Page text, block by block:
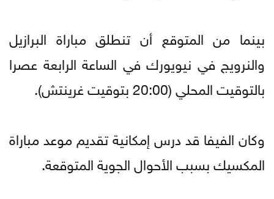
بينما من المتوقع أن تنطلق مباراة البرازيل
والنرويج في نيويورك في الساعة الرابعة عصرا
بالتوقيت المحلي (20:00 بتوقيت غرينتش).
وكان الفيفا قد درس إمكانية تقديم موعد مباراة
المكسيك بسبب الأحوال الجوية المتوقعة.